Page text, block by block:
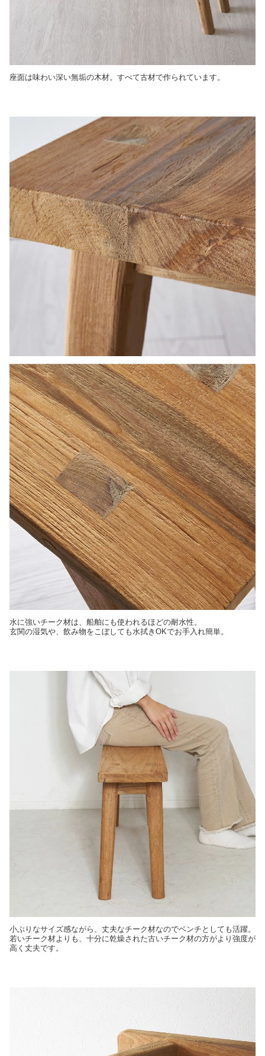
座面は味わい深い無垢の木材。すべて古材で作られています。
水に強いチーク材は、船舶にも使われるほどの耐水性。
玄関の湿気や、飲み物をこぼしても水拭きOKでお手入れ簡単。
小ぶりなサイズ感ながら、丈夫なチーク材なのでベンチとしても活躍。
若いチーク材よりも、十分に乾燥された古いチーク材の方がより強度が
高く丈夫です。